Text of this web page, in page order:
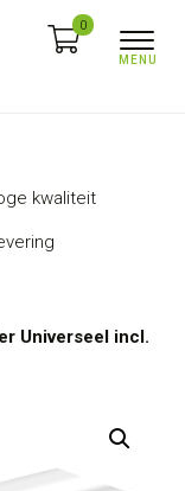
0
kwaliteit
Universeel incl.